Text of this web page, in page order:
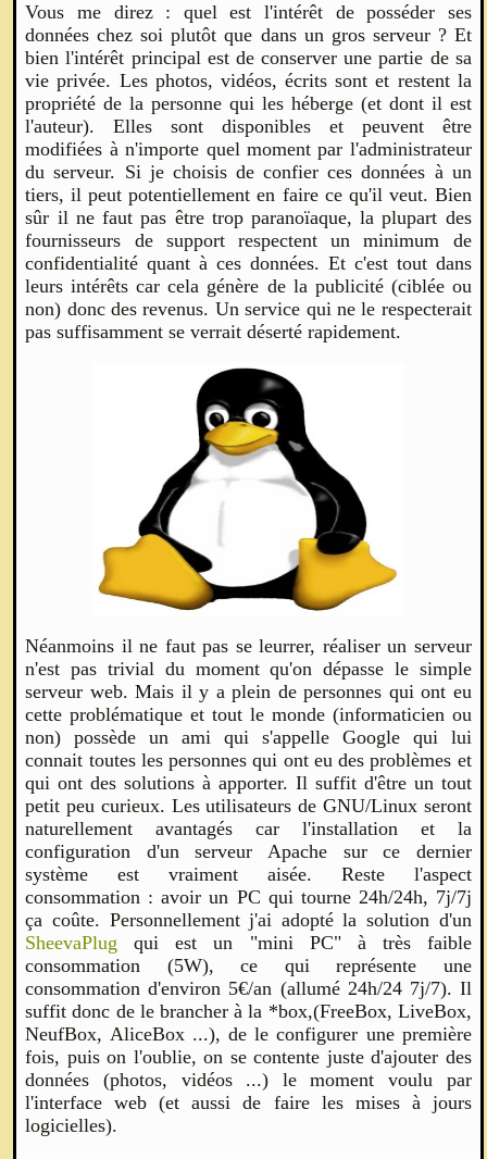
Vous me direz : quel est l'intérêt de posséder ses
données chez soi plutôt que dans un gros serveur ? Et
bien l'intérêt principal est de conserver une partie de sa
vie privée. Les photos, vidéos, écrits sont et restent la
propriété de la personne qui les héberge (et dont il est
l'auteur). Elles sont disponibles et peuvent être
modifiées à n'importe quel moment par l'administrateur
du serveur. Si je choisis de confier ces données à un
tiers, il peut potentiellement en faire ce qu'il veut. Bien
sûr il ne faut pas être trop paranoïaque, la plupart des
fournisseurs de support respectent un minimum de
confidentialité quant à ces données. Et c'est tout dans
leurs intérêts car cela génère de la publicité (ciblée ou
non) donc des revenus. Un service qui ne le respecterait
pas suffisamment se verrait déserté rapidement.
Néanmoins il ne faut pas se leurrer, réaliser un serveur
n'est pas trivial du moment qu'on dépasse le simple
serveur web. Mais il y a plein de personnes qui ont eu
cette problématique et tout le monde (informaticien ou
non) possède un ami qui s'appelle Google qui lui
connait toutes les personnes qui ont eu des problèmes et
qui ont des solutions à apporter. Il suffit d'être un tout
petit peu curieux. Les utilisateurs de GNU/Linux seront
naturellement avantagés car l'installation et la
configuration d'un serveur Apache sur ce dernier
système est vraiment aisée. Reste l'aspect
consommation : avoir un PC qui tourne 24h/24h, 7j/7j
ça coûte. Personnellement j'ai adopté la solution d'un
SheevaPlug qui est un "mini PC" à très faible
consommation (5W), ce qui représente une
consommation d'environ 5€/an (allumé 24h/24 7j/7). Il
suffit donc de le brancher à la *box,(FreeBox, LiveBox,
NeufBox, AliceBox ...), de le configurer une première
fois, puis on l'oublie, on se contente juste d'ajouter des
données (photos, vidéos ...) le moment voulu par
l'interface web (et aussi de faire les mises à jours
logicielles).